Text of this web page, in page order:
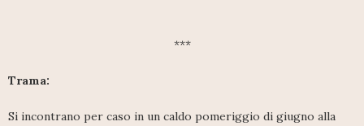
***
Trama:
Si incontrano per caso in un caldo pomeriggio di giugno alla